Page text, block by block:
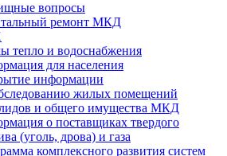
вопросы
ремонт МКД
тепло и водоснабжения
для населения
информации
жилых помещений
и общего имущества МКД
о поставщиках твердого
(уголь, дрова) и газа
комплексного развития систем